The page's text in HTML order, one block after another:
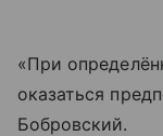
«При
оказаться
Бобровский.